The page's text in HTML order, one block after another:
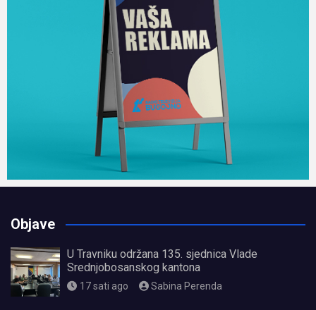
Objave
U Travniku održana 135. sjednica Vlade
Srednjobosanskog kantona
17 sati ago Sabina Perenda